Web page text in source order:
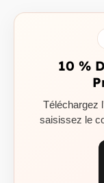
10 %
Téléchargez
saisissez le